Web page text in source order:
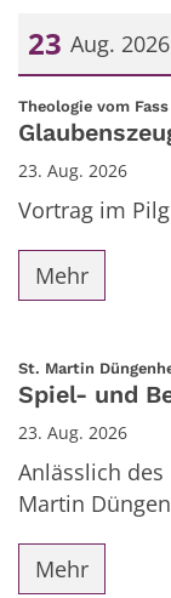
23 Aug. 2026
Datum: 23.
Theologie vom Fass:
23. Aug. 2026
Vortrag im
Mehr
St. Martin
Spiel- und
23. Aug. 2026
Anlässlich des
Martin
Mehr